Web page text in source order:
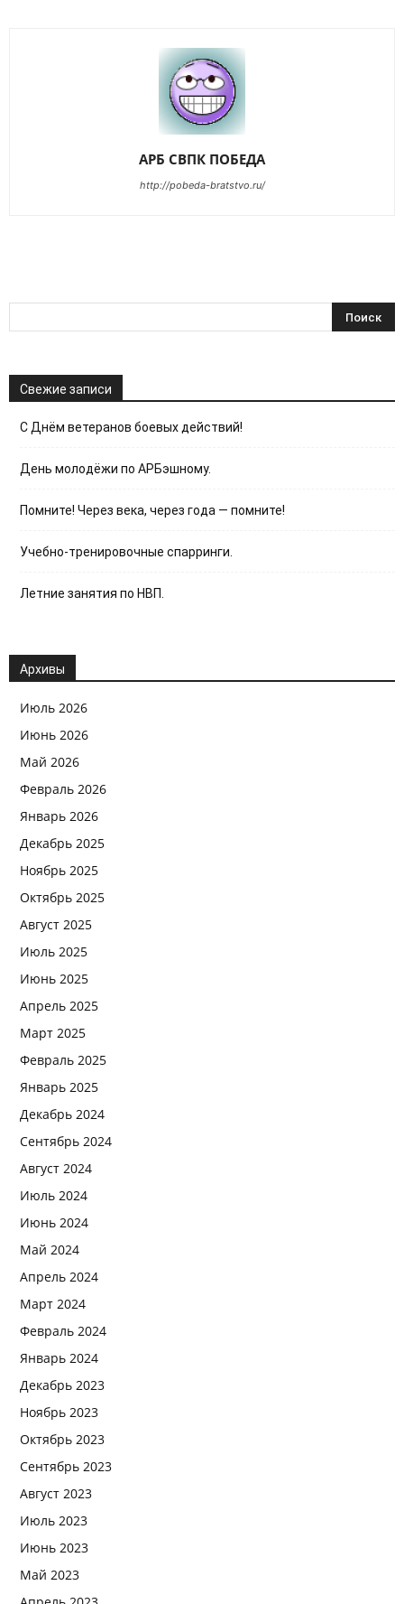
АРБ СВПК ПОБЕДА
http://pobeda-bratstvo.ru/
Свежие записи
С Днём ветеранов боевых действий!
День молодёжи по АРБэшному.
Помните! Через века, через года — помните!
Учебно-тренировочные спарринги.
Летние занятия по НВП.
Архивы
Июль 2026
Июнь 2026
Май 2026
Февраль 2026
Январь 2026
Декабрь 2025
Ноябрь 2025
Октябрь 2025
Август 2025
Июль 2025
Июнь 2025
Апрель 2025
Март 2025
Февраль 2025
Январь 2025
Декабрь 2024
Сентябрь 2024
Август 2024
Июль 2024
Июнь 2024
Май 2024
Апрель 2024
Март 2024
Февраль 2024
Январь 2024
Декабрь 2023
Ноябрь 2023
Октябрь 2023
Сентябрь 2023
Август 2023
Июль 2023
Июнь 2023
Май 2023